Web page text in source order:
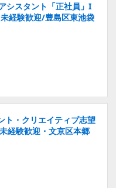
シスタント「正社員」I
経験歓迎/豊島区東池袋
ト・クリエイティブ志望
経験歓迎・文京区本郷